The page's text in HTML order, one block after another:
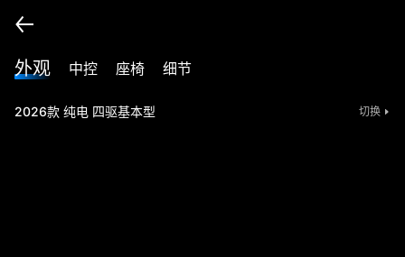
外观 中控 座椅 细节
2026款 纯电 四驱基本型 切换